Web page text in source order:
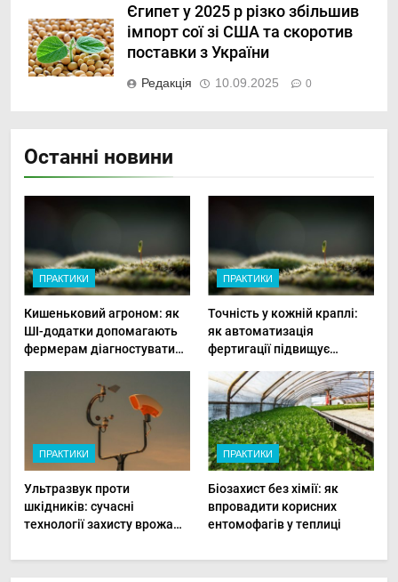
Єгипет у 2025 р різко збільшив
імпорт сої зі США та скоротив
поставки з України
Редакція 10.09.2025 0
Останні новини
ПРАКТИКИ
Кишеньковий агроном: як
ШІ-додатки допомагають
фермерам діагностувати
ПРАКТИКИ
Точність у кожній краплі:
як автоматизація
фертигації підвищує
ПРАКТИКИ
Ультразвук проти
шкідників: сучасні
технології захисту врожаю
ПРАКТИКИ
Біозахист без хімії: як
впровадити корисних
ентомофагів у теплиці